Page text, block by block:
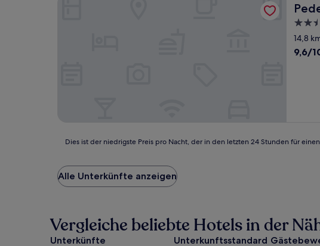
2.5-
14,8
9.6
9,6/
Dies
der
niedrigste
Preis
der
in
den
Dies ist der niedrigste Preis pro Nacht, der in den letzten 24 Stunden für
Alle Unterkünfte anzeigen
Vergleiche beliebte Hotels in der
Unterkünfte Unterkunftsstandard